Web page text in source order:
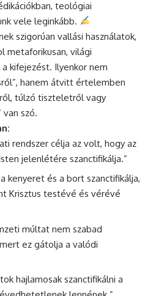
teológiai
vele leginkább.
szigorúan vallási használatok,
metaforikusan, világi
kifejezést. Ilyenkor nem
hanem átvitt értelemben
túlzó tiszteletről vagy
szó.
rendszer célja az volt, hogy az
jelenlétére szanctifikálja.”
kenyeret és a bort szanctifikálja,
Krisztus testévé és vérévé
múltat nem szabad
ez gátolja a valódi
hajlamosak szanctifikálni a